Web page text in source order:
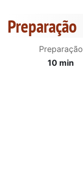
Preparação
Preparação
10 min